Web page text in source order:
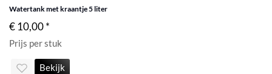
Watertank met kraantje 5 liter
€ 10,00 *
Prijs per stuk
Bekijk